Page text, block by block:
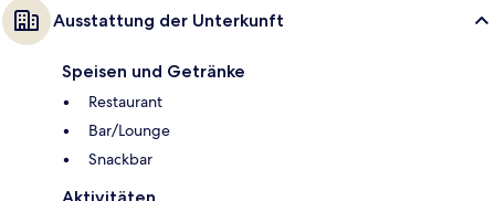
Ausstattung der Unterkunft
Speisen und Getränke
Restaurant
Bar/Lounge
Snackbar